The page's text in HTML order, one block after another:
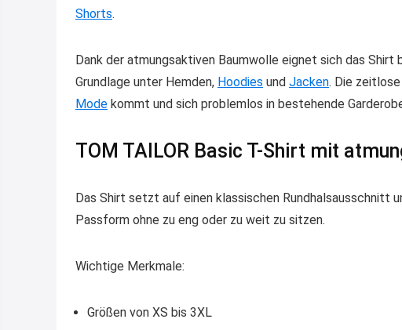
Shorts.
Dank der atmungsaktiven Baumwolle eignet sich das
Grundlage unter Hemden, Hoodies und Jacken. Die
Mode kommt und sich problemlos in bestehende
TOM TAILOR Basic T-Shirt mit
Das Shirt setzt auf einen klassischen Rundhalsausschnitt
Passform ohne zu eng oder zu weit zu sitzen.
Wichtige Merkmale:
Größen von XS bis 3XL